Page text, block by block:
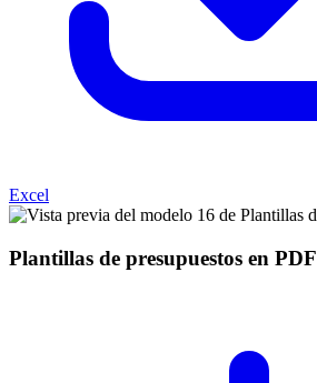
Excel
Plantillas de presupuestos en PDF